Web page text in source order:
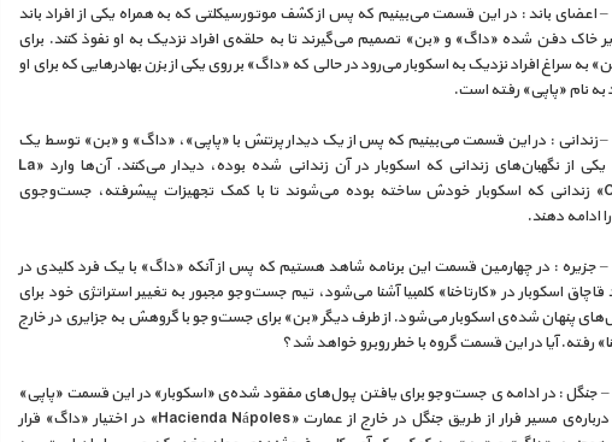
قسمت 2 – اعضای باند : در این قسمت می‌بینیم که پس از کشف موتورسیکلتی که به همراه یکی از افراد باند
خاک دفن شده «داگ» و «بن» تصمیم می‌گیرند تا به حلقه‌ی افراد نزدیک به او نفوذ کنند. برای
به سراغ افراد نزدیک به اسکوبار می‌رود در حالی که «داگ» بر روی یکی از بزن‌ بهادرهایی که برای او
به نام «پاپی» رفته است.
قسمت 3 – زندانی : در این قسمت می‌بینیم که پس از یک دیدار پرتنش با «پاپی»، «داگ» و «بن» توسط یک
واسطه با یکی از نگهبان‌های زندانی که اسکوبار در آن زندانی شده بوده، دیدار می‌کنند. آن‌ها وارد «La
Catedral» زندانی که اسکوبار خودش ساخته بوده می‌شوند تا با کمک تجهیزات پیشرفته، جست‌و‌جوی
ادامه دهند.
قسمت 4 – جزیره : در چهارمین قسمت این برنامه شاهد هستیم که پس از آنکه «داگ» با یک فرد کلیدی در
قاچاق اسکوبار در «کارتاخنا» کلمبیا آشنا می‌شود، تیم جست‌‌و‌جو مجبور به تغییر استراتژی خود برای
پنهان شده‌ی اسکوبار می‌شود. از طرف دیگر «بن» برای جست‌و‌جو با گروهش به جزایری در خارج
رفته. آیا در این قسمت گروه با خطر روبرو خواهد شد؟
قسمت 5 – جنگل : در ادامه ی جست‌و‌جو برای یافتن پول‌های مفقود شده‌ی «اسکوبار» در این قسمت «پاپی»
اطلاعاتی درباره‌ی مسیر فرار از طریق جنگل در خارج از عمارت «Hacienda Nápoles» در اختیار «داگ» قرار